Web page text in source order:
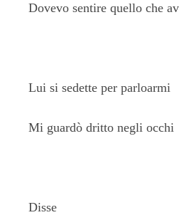
Dovevo sentire quello che
Lui si sedette per parloarmi
Mi guardò dritto negli occhi
Disse